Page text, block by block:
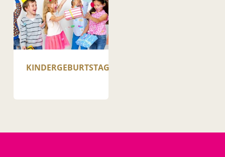
KINDERGEBURTSTAG